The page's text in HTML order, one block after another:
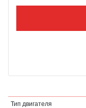
Тип двигателя